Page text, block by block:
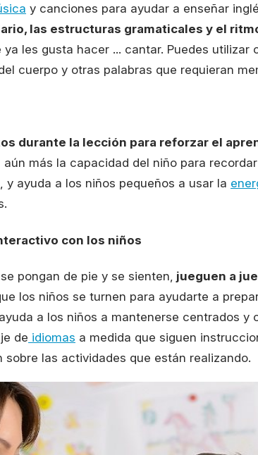
y canciones para ayudar a enseñar
las estructuras gramaticales y el
les gusta hacer ... cantar. Puedes utilizar
cuerpo y otras palabras que requieran
durante la lección para reforzar el
más la capacidad del niño para
ayuda a los niños pequeños a usar la
con los niños
pongan de pie y se sienten, jueguen a
los niños se turnen para ayudarte a
a los niños a mantenerse centrados y
de idiomas a medida que siguen
las actividades que están realizando.